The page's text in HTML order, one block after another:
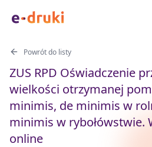
Powrót do listy
ZUS RPD Oświadczenie
wielkości otrzymanej
minimis, de minimis w
minimis w rybołówstwie.
online